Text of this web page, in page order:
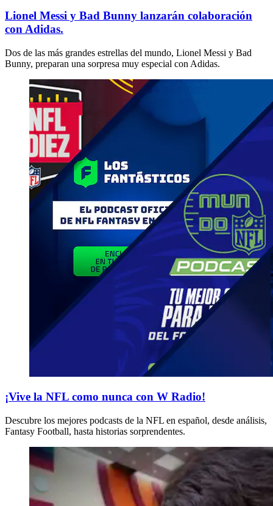
Lionel Messi y Bad Bunny lanzarán colaboración
con Adidas.
Dos de las más grandes estrellas del mundo, Lionel Messi y Bad
Bunny, preparan una sorpresa muy especial con Adidas.
¡Vive la NFL como nunca con W Radio!
Descubre los mejores podcasts de la NFL en español, desde análisis,
Fantasy Football, hasta historias sorprendentes.